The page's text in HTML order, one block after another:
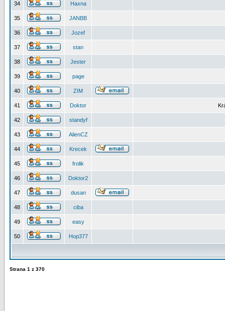
34 Haxna
35 JANBB
36 Jozef
37 stan
38 Jester
39 page
40 ZIM
41 Doktor
42 standyf
43 AlienCZ
44 Krecek
45 frolik
46 Doktor2
47 dusan
48 ciba
49 easy
50 Hop377
Strana 1 z 370